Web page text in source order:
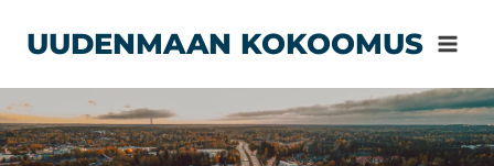
sisältöön
UUDENMAAN KOKOOMUS